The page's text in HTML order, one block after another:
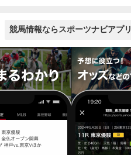
競馬情報ならスポーツナビアプリ